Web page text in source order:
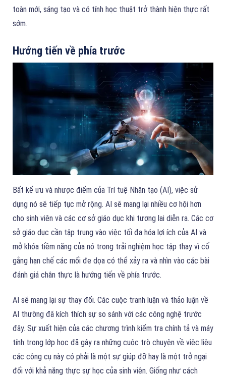
toàn mới, sáng tạo và có tính học thuật trở thành hiện thực rất
sớm.
Hướng tiến về phía trước
Bất kể ưu và nhược điểm của Trí tuệ Nhân tạo (AI), việc sử
dụng nó sẽ tiếp tục mở rộng. AI sẽ mang lại nhiều cơ hội hơn
cho sinh viên và các cơ sở giáo dục khi tương lai diễn ra. Các cơ
sở giáo dục cần tập trung vào việc tối đa hóa lợi ích của AI và
mở khóa tiềm năng của nó trong trải nghiệm học tập thay vì cố
gắng hạn chế các mối đe dọa có thể xảy ra và nhìn vào các bài
đánh giá chân thực là hướng tiến về phía trước.
AI sẽ mang lại sự thay đổi. Các cuộc tranh luận và thảo luận về
AI thường đã kích thích sự so sánh với các công nghệ trước
đây. Sự xuất hiện của các chương trình kiểm tra chính tả và máy
tính trong lớp học đã gây ra những cuộc trò chuyện về việc liệu
các công cụ này có phải là một sự giúp đỡ hay là một trở ngại
đối với khả năng thực sự học của sinh viên. Giống như cách